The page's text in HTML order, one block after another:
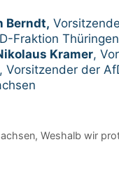
Berndt,
Fraktion
Kramer,
, Vorsitzender der
, Weshalb wir